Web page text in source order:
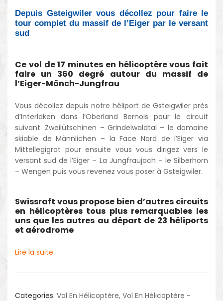
Depuis Gsteigwiler vous décollez pour faire le
tour complet du massif de l’Eiger par le versant
sud
Ce vol de 17 minutes en hélicoptère vous fait
faire un 360 degré autour du massif de
l’Eiger-Mönch-Jungfrau
Vous décollez depuis notre héliport de Gsteigwiler près
d’Interlaken dans l’Oberland Bernois pour le circuit
suivant: Zweilütschinen – Grindelwaldtal – le domaine
skiable de Männlichen – la Face Nord de l’Eiger via
Mittellegigrat pour ensuite vous vous dirigez vers le
versant sud de l’Eiger – La Jungfraujoch – le Silberhorn
– Wengen puis vous revenez vous poser à Gsteigwiler.
Swissraft vous propose bien d’autres circuits
en hélicoptères tous plus remarquables les
uns que les autres au départ de 23 héliports
et aérodrome
Lire la suite
Categories: Vol En Hélicoptère, Vol En Hélicoptère -